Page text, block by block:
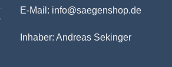
E-Mail: info@saegenshop.de
Inhaber: Andreas Sekinger